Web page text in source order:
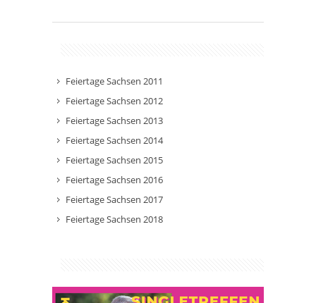
Feiertage Sachsen 2011
Feiertage Sachsen 2012
Feiertage Sachsen 2013
Feiertage Sachsen 2014
Feiertage Sachsen 2015
Feiertage Sachsen 2016
Feiertage Sachsen 2017
Feiertage Sachsen 2018